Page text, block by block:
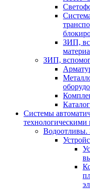
ЗИП,
ЗИП,
Системы
технологическими
Водоотливы.